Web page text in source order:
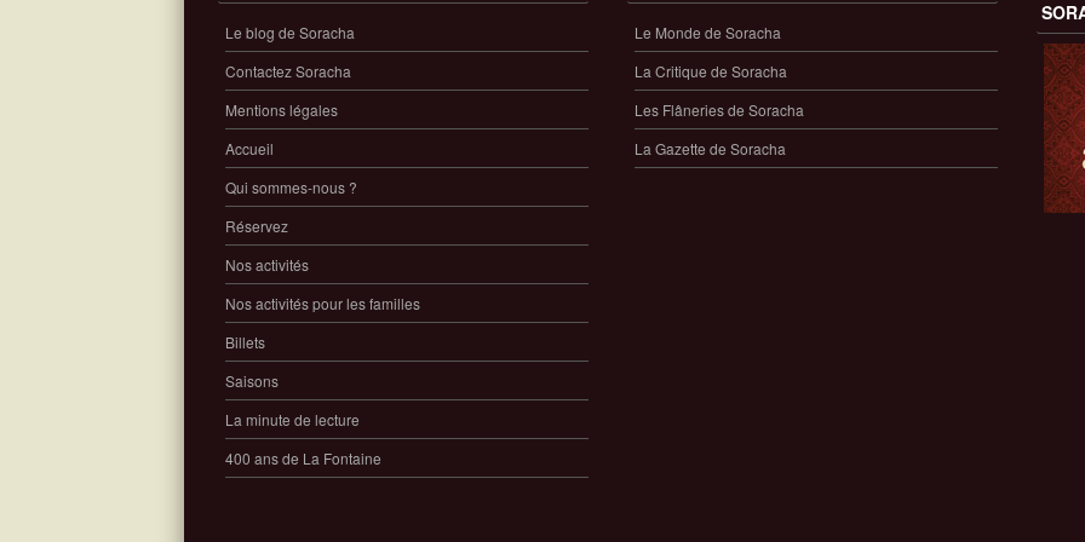
Le blog de Soracha
Contactez Soracha
Mentions légales
Accueil
Qui sommes-nous ?
Réservez
Nos activités
Nos activités pour les familles
Billets
Saisons
La minute de lecture
400 ans de La Fontaine
Le Monde de Soracha
La Critique de Soracha
Les Flâneries de Soracha
La Gazette de Soracha